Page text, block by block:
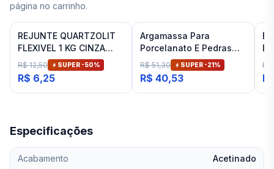
página no carrinho.
REJUNTE QUARTZOLIT
FLEXIVEL 1 KG CINZA
ARTICO
R$ 12,50 SUPER -50%
R$ 6,25
Argamassa Para
Porcelanato E Pedras
Naturais Cinza Interno
Inovatte 20 Kg
R$ 51,30 SUPER -21%
R$ 40,53
Fit
Especificações
Acabamento Acetinado